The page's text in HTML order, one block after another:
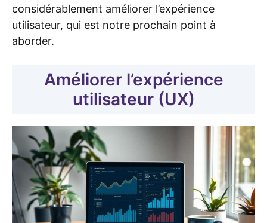
considérablement améliorer l’expérience
utilisateur, qui est notre prochain point à
aborder.
Améliorer l’expérience
utilisateur (UX)